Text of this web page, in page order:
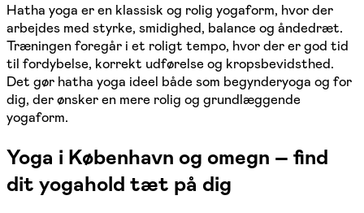
Hatha yoga er en klassisk og rolig yogaform, hvor der
arbejdes med styrke, smidighed, balance og åndedræt.
Træningen foregår i et roligt tempo, hvor der er god tid
til fordybelse, korrekt udførelse og kropsbevidsthed.
Det gør hatha yoga ideel både som begynderyoga og for
dig, der ønsker en mere rolig og grundlæggende
yogaform.
Yoga i København og omegn – find
dit yogahold tæt på dig